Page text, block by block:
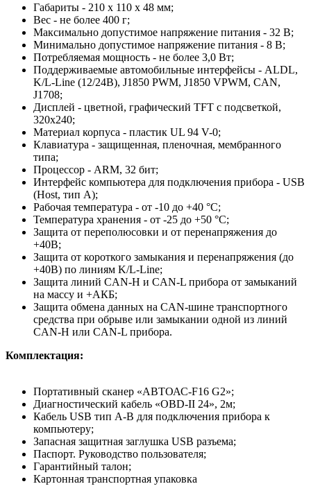
Габариты - 210 х 110 х 48 мм;
Вес - не более 400 г;
Максимально допустимое напряжение питания - 32 В;
Минимально допустимое напряжение питания - 8 В;
Потребляемая мощность - не более 3,0 Вт;
Поддерживаемые автомобильные интерфейсы - ALDL,
K/L-Line (12/24В), J1850 PWM, J1850 VPWM, CAN,
J1708;
Дисплей - цветной, графический TFT с подсветкой,
320х240;
Материал корпуса - пластик UL 94 V-0;
Клавиатура - защищенная, пленочная, мембранного
типа;
Процессор - ARM, 32 бит;
Интерфейс компьютера для подключения прибора - USB
(Host, тип А);
Рабочая температура - от -10 до +40 °С;
Температура хранения - от -25 до +50 °С;
Защита от переполюсовки и от перенапряжения до
+40В;
Защита от короткого замыкания и перенапряжения (до
+40В) по линиям K/L-Line;
Защита линий CAN-H и CAN-L прибора от замыканий
на массу и +АКБ;
Защита обмена данных на CAN-шине транспортного
средства при обрыве или замыкании одной из линий
CAN-H или CAN-L прибора.
Комплектация:
Портативный сканер «АВТОАС-F16 G2»;
Диагностический кабель «OBD-II 24», 2м;
Кабель USB тип A-B для подключения прибора к
компьютеру;
Запасная защитная заглушка USB разъема;
Паспорт. Руководство пользователя;
Гарантийный талон;
Картонная транспортная упаковка